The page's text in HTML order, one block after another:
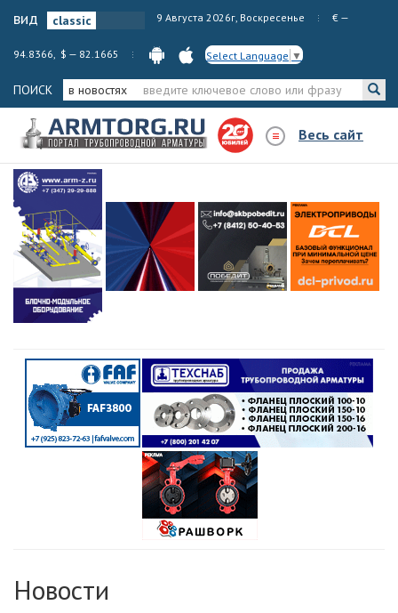
вид 9 Августа 2026г, Воскресенье € —
94.8366, $ — 82.1665 Select Language ▼
ПОИСК в новостях
Весь сайт
Новости